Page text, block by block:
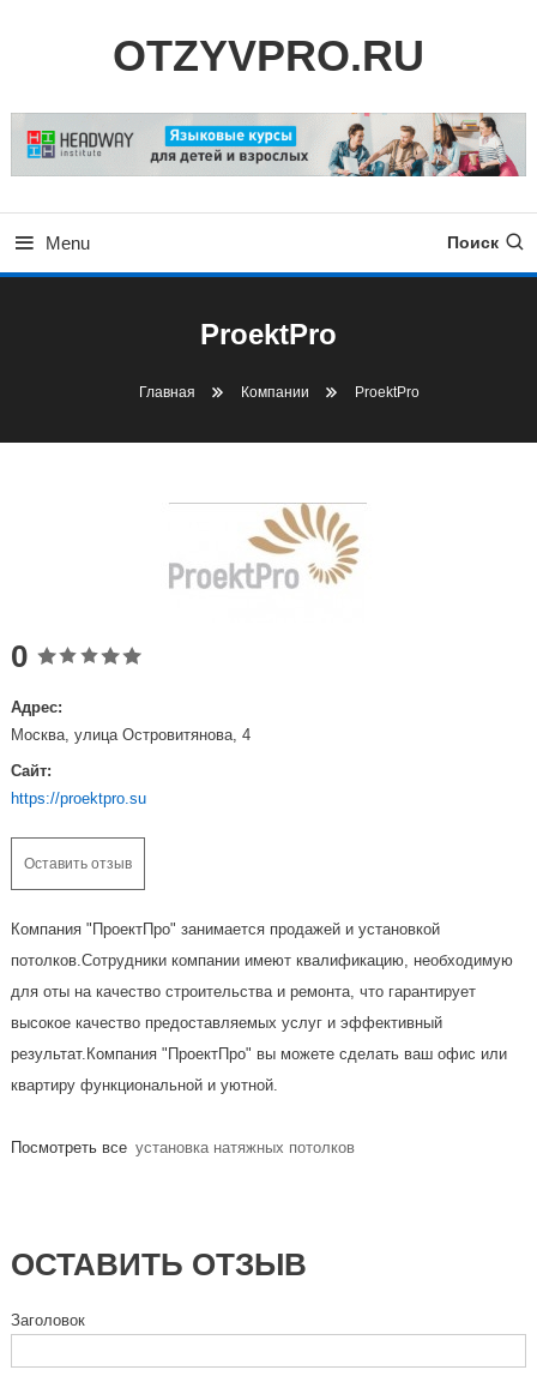
OTZYVPRO.RU
Menu Поиск
ProektPro
Главная Компании ProektPro
0
Адрес:
Москва, улица Островитянова, 4
Сайт:
https://proektpro.su
Оставить отзыв
Компания "ПроектПро" занимается продажей и установкой
потолков.Сотрудники компании имеют квалификацию, необходимую
для оты на качество строительства и ремонта, что гарантирует
высокое качество предоставляемых услуг и эффективный
результат.Компания "ПроектПро" вы можете сделать ваш офис или
квартиру функциональной и уютной.
Посмотреть все установка натяжных потолков
ОСТАВИТЬ ОТЗЫВ
Заголовок